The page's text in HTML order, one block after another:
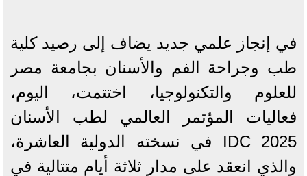
في إنجاز علمي جديد يضاف إلى رصيد كلية
طب وجراحة الفم والأسنان بجامعة مصر
للعلوم والتكنولوجيا، اختتمت، اليوم،
فعاليات المؤتمر العالمي لطب الأسنان
IDC 2025 في نسخته الدولية العاشرة،
والذي انعقد على مدار ثلاثة أيام متتالية في